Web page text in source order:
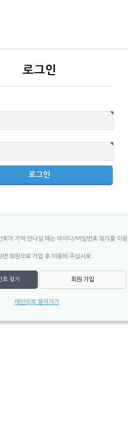
로그인
호가 기억 안나실 때는 아이디/비밀번호 찾기를 이용
면 회원으로 가입 후 이용해 주십시오.
찾기 회원 가입
메인으로 돌아가기